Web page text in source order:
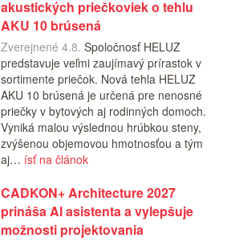
akustických priečkoviek o tehlu
AKU 10 brúsená
Zverejnené 4.8. Spoločnosť HELUZ
predstavuje veľmi zaujímavý prírastok v
sortimente priečok. Nová tehla HELUZ
AKU 10 brúsená je určená pre nenosné
priečky v bytových aj rodinných domoch.
Vyniká malou výslednou hrúbkou steny,
zvýšenou objemovou hmotnosťou a tým
aj… ísť na článok
CADKON+ Architecture 2027
prináša AI asistenta a vylepšuje
možnosti projektovania